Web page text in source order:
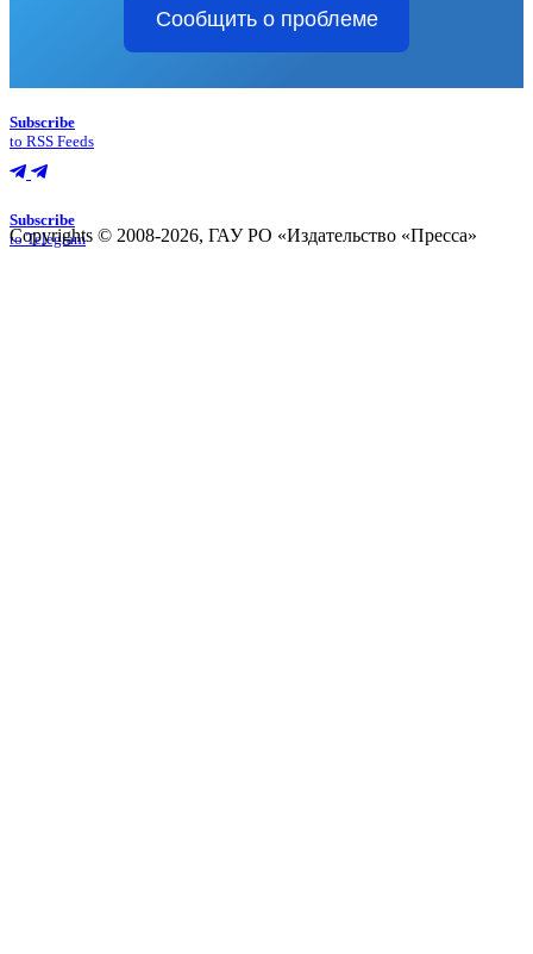
Сообщить о проблеме
Subscribe
to RSS Feeds
Subscribe
to Telegram
Copyrights © 2008-2026, ГАУ РО «Издательство «Пресса»